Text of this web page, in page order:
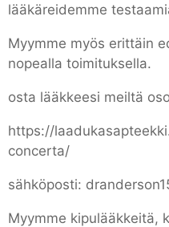
lääkäreidemme
Myymme myös erittäin
nopealla toimituksella.
osta lääkkeesi meiltä
https://
concerta/
sähköposti:
Myymme kipulääkkeitä,